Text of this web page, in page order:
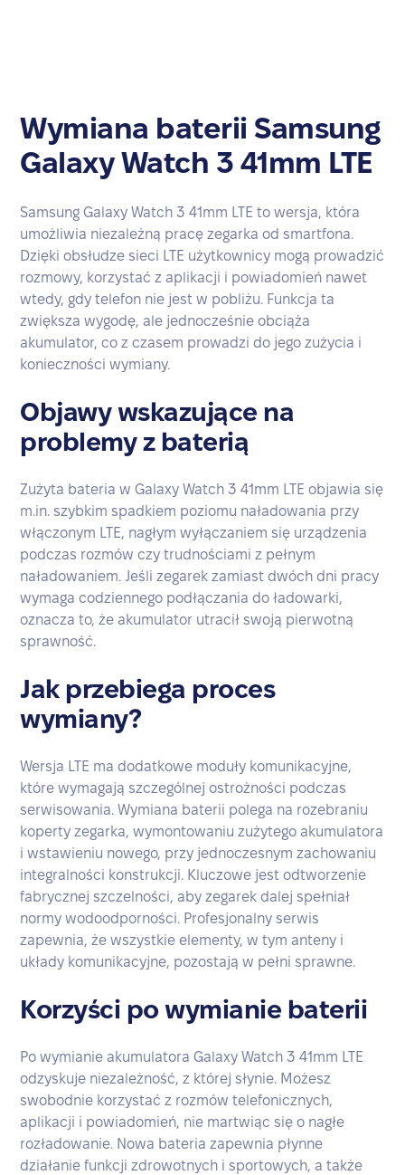
Wymiana baterii Samsung
Galaxy Watch 3 41mm LTE
Samsung Galaxy Watch 3 41mm LTE to wersja, która
umożliwia niezależną pracę zegarka od smartfona.
Dzięki obsłudze sieci LTE użytkownicy mogą prowadzić
rozmowy, korzystać z aplikacji i powiadomień nawet
wtedy, gdy telefon nie jest w pobliżu. Funkcja ta
zwiększa wygodę, ale jednocześnie obciąża
akumulator, co z czasem prowadzi do jego zużycia i
konieczności wymiany.
Objawy wskazujące na
problemy z baterią
Zużyta bateria w Galaxy Watch 3 41mm LTE objawia się
m.in. szybkim spadkiem poziomu naładowania przy
włączonym LTE, nagłym wyłączaniem się urządzenia
podczas rozmów czy trudnościami z pełnym
naładowaniem. Jeśli zegarek zamiast dwóch dni pracy
wymaga codziennego podłączania do ładowarki,
oznacza to, że akumulator utracił swoją pierwotną
sprawność.
Jak przebiega proces
wymiany?
Wersja LTE ma dodatkowe moduły komunikacyjne,
które wymagają szczególnej ostrożności podczas
serwisowania. Wymiana baterii polega na rozebraniu
koperty zegarka, wymontowaniu zużytego akumulatora
i wstawieniu nowego, przy jednoczesnym zachowaniu
integralności konstrukcji. Kluczowe jest odtworzenie
fabrycznej szczelności, aby zegarek dalej spełniał
normy wodoodporności. Profesjonalny serwis
zapewnia, że wszystkie elementy, w tym anteny i
układy komunikacyjne, pozostają w pełni sprawne.
Korzyści po wymianie baterii
Po wymianie akumulatora Galaxy Watch 3 41mm LTE
odzyskuje niezależność, z której słynie. Możesz
swobodnie korzystać z rozmów telefonicznych,
aplikacji i powiadomień, nie martwiąc się o nagłe
rozładowanie. Nowa bateria zapewnia płynne
działanie funkcji zdrowotnych i sportowych, a także